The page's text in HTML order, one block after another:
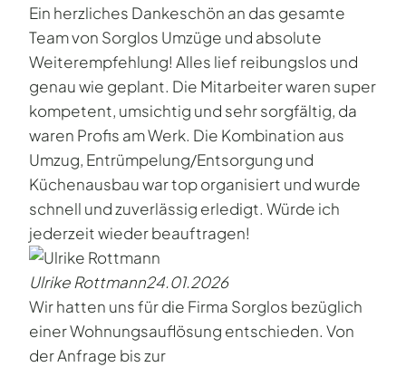
Ein herzliches Dankeschön an das gesamte
Team von Sorglos Umzüge und absolute
Weiterempfehlung! Alles lief reibungslos und
genau wie geplant. Die Mitarbeiter waren super
kompetent, umsichtig und sehr sorgfältig, da
waren Profis am Werk. Die Kombination aus
Umzug, Entrümpelung/Entsorgung und
Küchenausbau war top organisiert und wurde
schnell und zuverlässig erledigt. Würde ich
jederzeit wieder beauftragen!
Ulrike Rottmann24.01.2026
Wir hatten uns für die Firma Sorglos bezüglich
einer Wohnungsauflösung entschieden. Von
der Anfrage bis zur